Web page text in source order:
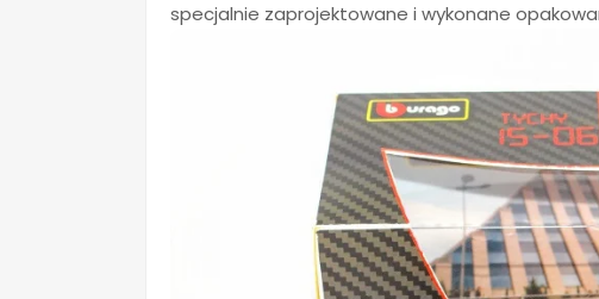
specjalnie zaprojektowane i wykonane